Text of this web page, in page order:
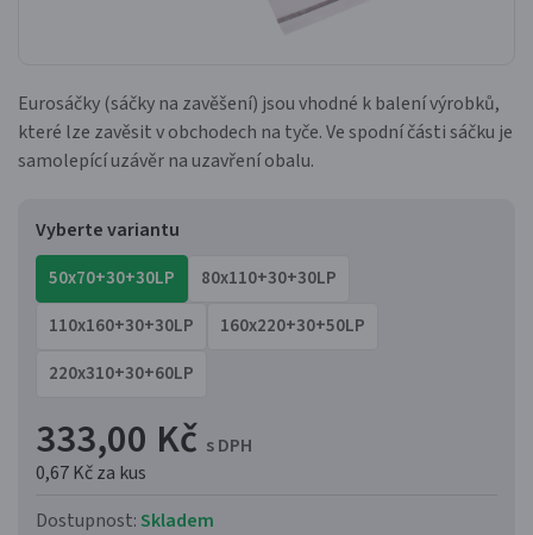
Eurosáčky (sáčky na zavěšení) jsou vhodné k balení výrobků,
které lze zavěsit v obchodech na tyče. Ve spodní části sáčku je
samolepící uzávěr na uzavření obalu.
Vyberte variantu
50x70+30+30LP
80x110+30+30LP
110x160+30+30LP
160x220+30+50LP
220x310+30+60LP
333,00 Kč s DPH
0,67 Kčza kus
Dostupnost:Skladem